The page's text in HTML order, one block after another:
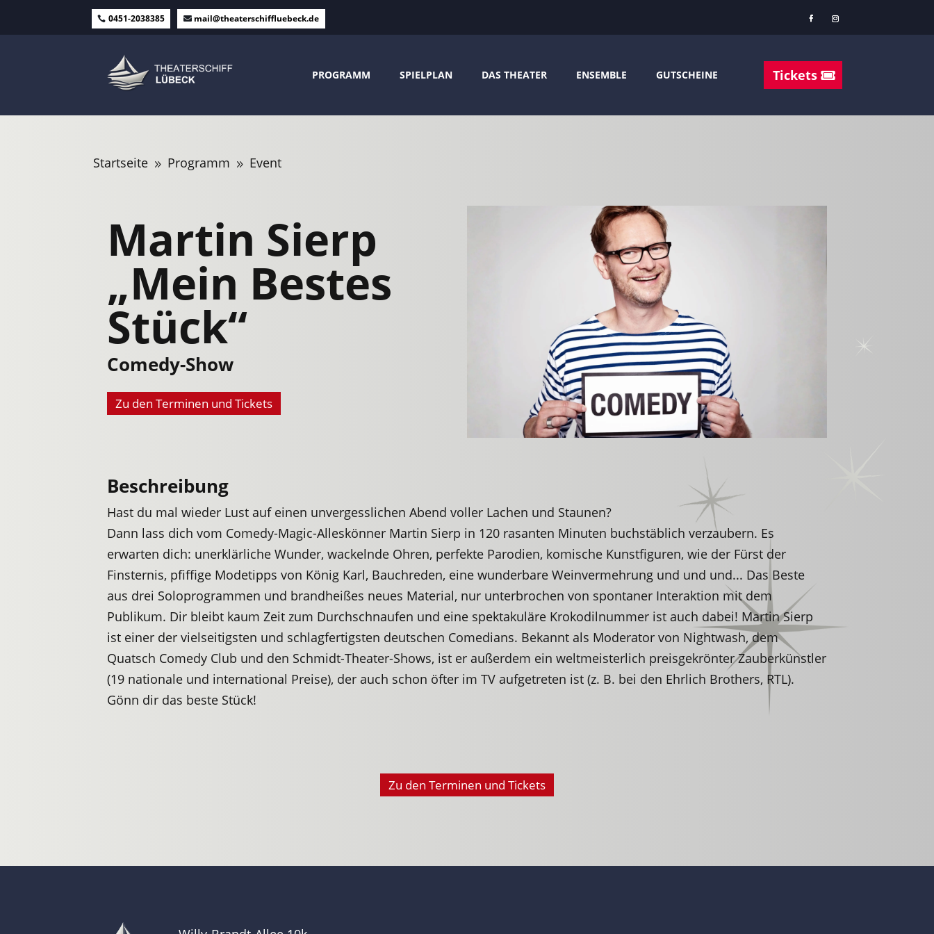
0451-2038385 mail@theaterschiffluebeck.de
PROGRAMM SPIELPLAN DAS THEATER ENSEMBLE GUTSCHEINE Tickets
Startseite 9 Programm 9 Event
Martin Sierp
„Mein Bestes
Stück“
Comedy-Show
Zu den Terminen und Tickets
Beschreibung
Hast du mal wieder Lust auf einen unvergesslichen Abend voller Lachen und Staunen?
Dann lass dich vom Comedy-Magic-Alleskönner Martin Sierp in 120 rasanten Minuten buchstäblich verzaubern. Es
erwarten dich: unerklärliche Wunder, wackelnde Ohren, perfekte Parodien, komische Kunstfiguren, wie der Fürst der
Finsternis, pfiffige Modetipps von König Karl, Bauchreden, eine wunderbare Weinvermehrung und und und... Das Beste
aus drei Soloprogrammen und brandheißes neues Material, nur unterbrochen von spontaner Interaktion mit dem
Publikum. Dir bleibt kaum Zeit zum Durchschnaufen und eine spektakuläre Krokodilnummer ist auch dabei! Martin Sierp
ist einer der vielseitigsten und schlagfertigsten deutschen Comedians. Bekannt als Moderator von Nightwash, dem
Quatsch Comedy Club und den Schmidt-Theater-Shows, ist er außerdem ein weltmeisterlich preisgekrönter Zauberkünstler
(19 nationale und international Preise), der auch schon öfter im TV aufgetreten ist (z. B. bei den Ehrlich Brothers, RTL).
Gönn dir das beste Stück!
Zu den Terminen und Tickets